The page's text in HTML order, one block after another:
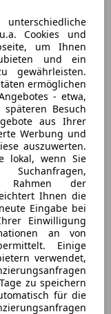
Cookies und
um Ihnen
und ein
gewährleisten.
ermöglichen
- etwa,
Besuch
aus Ihrer
Werbung und
auszuwerten.
lokal, wenn Sie
Rahmen der
Ihnen die
Eingabe bei
Einwilligung
an von
Einige
verwendet,
zu speichern
für die